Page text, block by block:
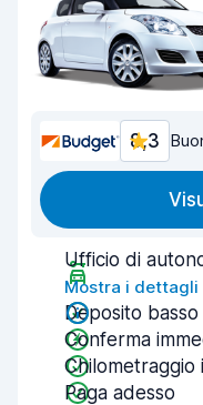
8,3
Ufficio di
Mostra i dettagli
Deposito basso
Conferma
Chilometraggio
Paga adesso